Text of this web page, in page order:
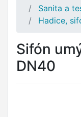
Sanita a
Hadice,
Sifón
DN40